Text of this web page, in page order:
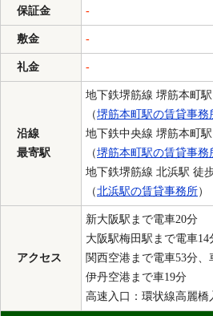
保証金 -
敷金 -
礼金 -
沿線
最寄駅
地下鉄堺筋線 堺筋本町
（堺筋本町駅の賃貸事務
地下鉄中央線 堺筋本町
（堺筋本町駅の賃貸事務
地下鉄堺筋線 北浜駅 徒
（北浜駅の賃貸事務所）
アクセス
新大阪駅まで電車20分
大阪駅梅田駅まで電車14
関西空港まで電車53分、
伊丹空港まで車19分
高速入口：環状線高麗橋